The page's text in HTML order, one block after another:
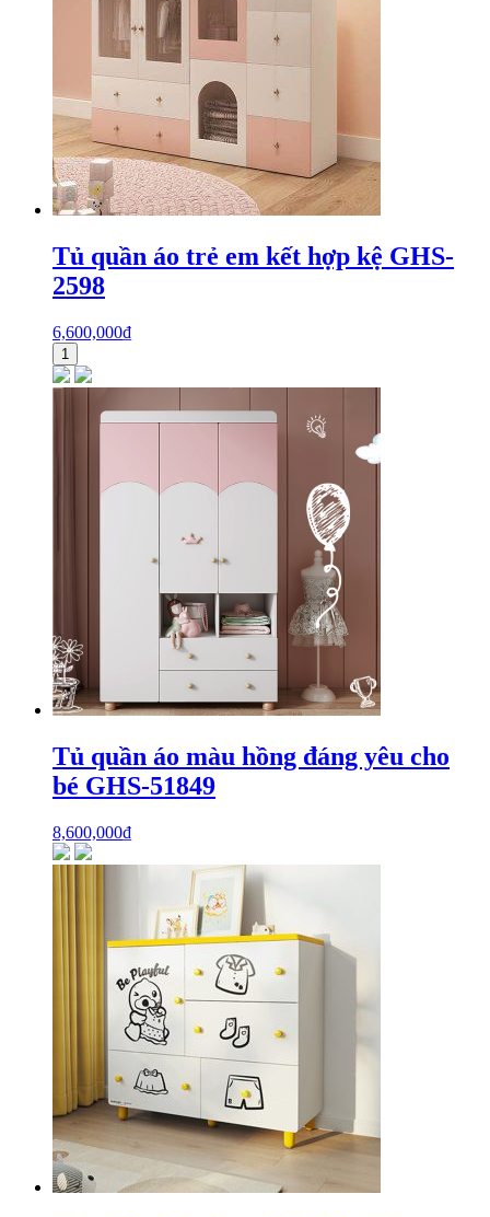
Tủ quần áo trẻ em kết hợp kệ GHS-
2598
6,600,000₫
1
Tủ quần áo màu hồng đáng yêu cho
bé GHS-51849
8,600,000₫